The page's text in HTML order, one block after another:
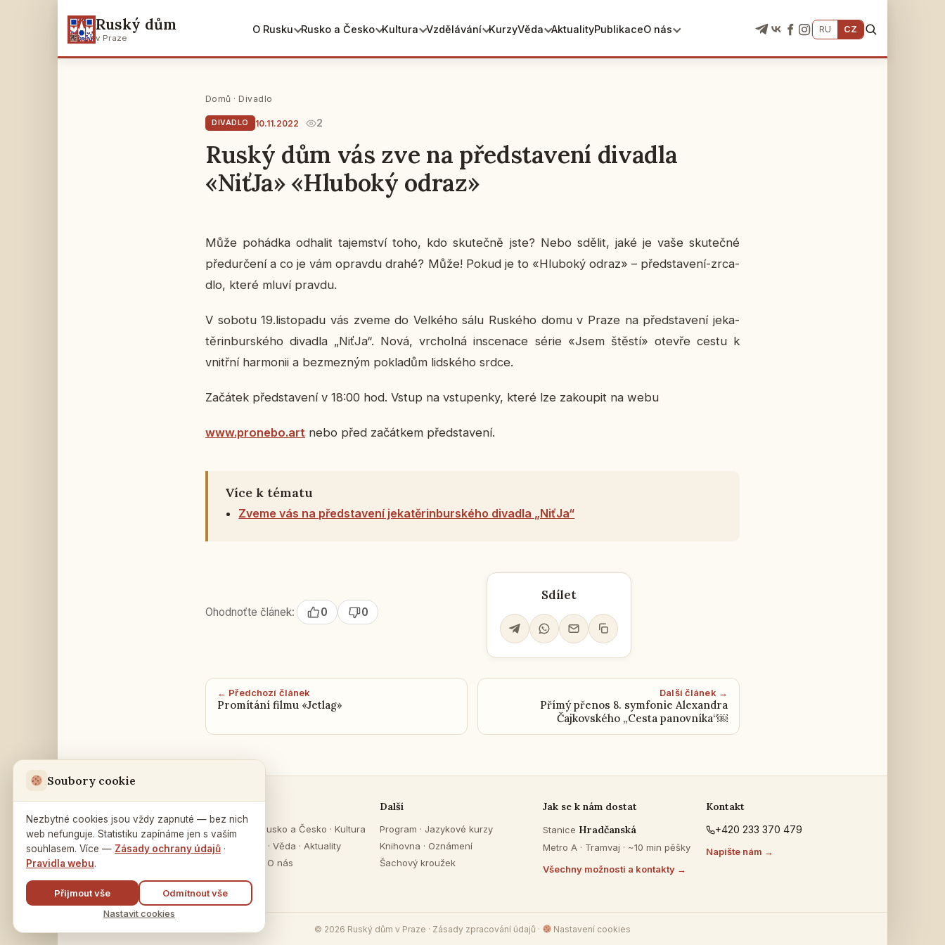
Ruský dům
v Praze
O Rusku Rusko a Česko Kultura Vzdělávání KurzyVěda AktualityPublikaceO nás RU CZ
Domů · Divadlo
DIVADLO 10.11.2022 2
Ruský dům vás zve na představení divadla
«NiťJa» «Hluboký odraz»
Může po­hád­ka od­ha­lit ta­jem­ství toho, kdo sku­teč­ně jste? Nebo sdělit, jaké je vaše sku­teč­né
před­ur­če­ní a co je vám oprav­du drahé? Může! Pokud je to «Hlu­bo­ký odraz» – před­sta­ve­ní-zr­ca­
dlo, které mluví pravdu.
V sobotu 19.lis­to­pa­du vás zveme do Vel­ké­ho sálu Rus­ké­ho domu v Praze na před­sta­ve­ní je­ka­
těrinbur­ské­ho di­va­dla „NiťJa“. Nová, vr­chol­ná in­sce­na­ce série «Jsem štěstí» otevře cestu k
vnitř­ní har­mo­nii a bez­mez­ným po­kla­dům lid­ské­ho srdce.
Za­čá­tek před­sta­ve­ní v 18:00 hod. Vstup na vstu­pen­ky, které lze za­kou­pit na webu
www.pro­ne­bo.art nebo před za­čát­kem před­sta­ve­ní.
Více k tématu
Zveme vás na představení jekatěrinburského divadla „NiťJa“
Ohodnoťte článek: 0 0
Sdílet
← Předchozí článek
Promítání filmu «Jetlag»
Další článek →
Přímý přenos 8. symfonie Alexandra
Čajkovského „Cesta panovníka“￼
v Praze
Na Zátorce 16
160 00 Praha 6
O Rusku Rusko a Česko · Kultura
Vzdělávání
· Věda · Aktuality
O nás
Další
Program · Jazykové kurzy
Knihovna · Oznámení
Šachový kroužek
Jak se k nám dostat
Stanice Hradčanská
Metro A · Tramvaj · ~10 min pěšky
Všechny možnosti a kontakty →
Kontakt
+420 233 370 479
Napište nám →
© 2026 Ruský dům v Praze · Zásady zpracování údajů · Nastavení cookies
Soubory cookie
Nezbytné cookies jsou vždy zapnuté — bez nich
web nefunguje. Statistiku zapínáme jen s vaším
souhlasem. Více — Zásady ochrany údajů ·
Pravidla webu.
Přijmout vše
Odmítnout vše
Nastavit cookies